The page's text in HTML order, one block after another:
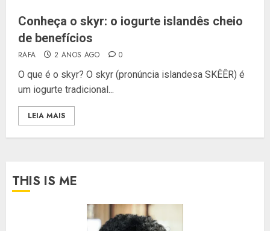
Conheça o skyr: o iogurte islandês cheio
de benefícios
RAFA 2 ANOS AGO 0
O que é o skyr? O skyr (pronúncia islandesa SKÊÊR) é
um iogurte tradicional...
LEIA MAIS
THIS IS ME